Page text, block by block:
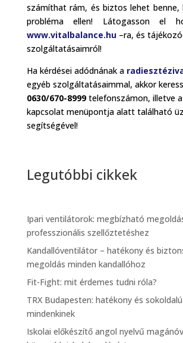
számíthat rám, és biztos lehet benne,
probléma ellen! Látogasson el
www.vitalbalance.hu–ra, és
szolgáltatásaimról!
Ha kérdései adódnának a
egyéb szolgáltatásaimmal, akkor
0630/670-8999telefonszámon, illetve
kapcsolat menüpontja alatt található
segítségével!
Legutóbbi cikkek
Ipari ventilátorok: megbízható
professzionális szellőztetéshez
Kandallóventilátor – hatékony és
megoldás minden kandallóhoz
Fit-Fight: mit érdemes tudni róla?
TRX Budapesten: hatékony és
mindenkinek
Iskolai előkészítő angol nyelvű